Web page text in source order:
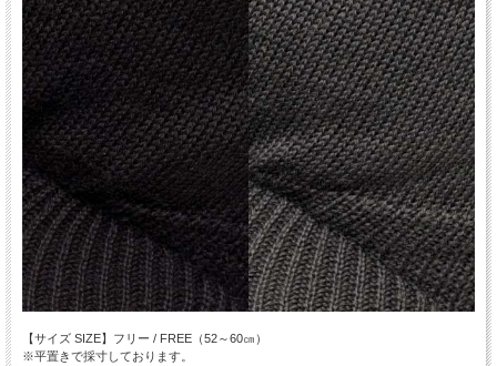
【サイズ SIZE】フリー / FREE（52～60㎝）
※平置きで採寸しております。